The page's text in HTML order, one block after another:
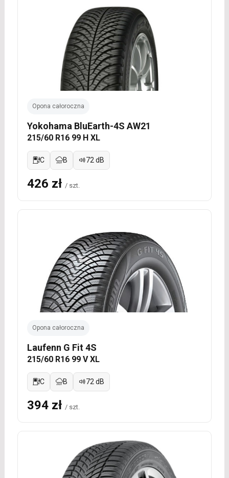
Opona całoroczna
Yokohama BluEarth-4S AW21
215/60 R16 99 H XL
C B 72 dB
426 zł / szt.
Opona całoroczna
Laufenn G Fit 4S
215/60 R16 99 V XL
C B 72 dB
394 zł / szt.